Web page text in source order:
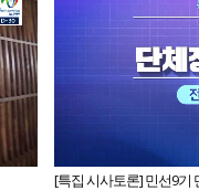
[특집 시사토론] 민선9기